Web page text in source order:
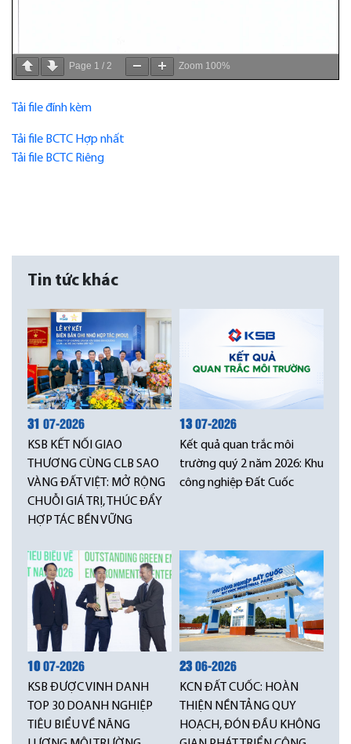
Page 1 / 2 Zoom 100%
Tải file đính kèm
Tải file BCTC Hợp nhất
Tải file BCTC Riêng
Tin tức khác
31 07-2026
KSB KẾT NỐI GIAO
THƯƠNG CÙNG CLB SAO
VÀNG ĐẤT VIỆT: MỞ RỘNG
CHUỖI GIÁ TRỊ, THÚC ĐẨY
HỢP TÁC BỀN VỮNG
1307-2026
Kết quả quan trắc môi
trường quý 2 năm 2026: Khu
công nghiệp Đất Cuốc
1007-2026
KSB ĐƯỢC VINH DANH
TOP 30 DOANH NGHIỆP
TIÊU BIỂU VỀ NĂNG
2306-2026
KCN ĐẤT CUỐC: HOÀN
THIỆN NỀN TẢNG QUY
HOẠCH, ĐÓN ĐẦU KHÔNG